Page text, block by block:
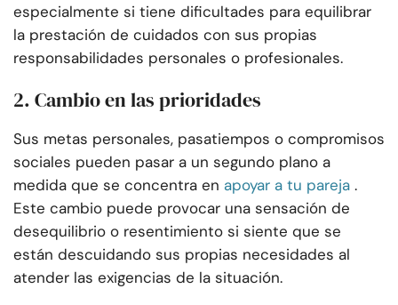
especialmente si tiene dificultades para equilibrar
la prestación de cuidados con sus propias
responsabilidades personales o profesionales.
2. Cambio en las prioridades
Sus metas personales, pasatiempos o compromisos
sociales pueden pasar a un segundo plano a
medida que se concentra en apoyar a tu pareja .
Este cambio puede provocar una sensación de
desequilibrio o resentimiento si siente que se
están descuidando sus propias necesidades al
atender las exigencias de la situación.